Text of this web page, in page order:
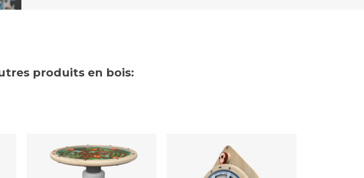
produits en bois: